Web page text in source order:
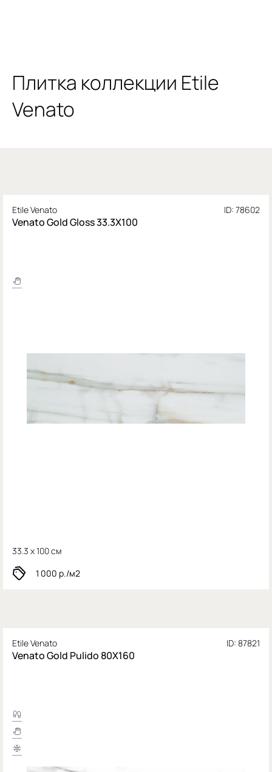
Плитка коллекции Etile
Venato
Etile Venato ID: 78602
Venato Gold Gloss 33.3X100
33.3 x 100 см
1 000 р./м2
Etile Venato ID: 87821
Venato Gold Pulido 80X160